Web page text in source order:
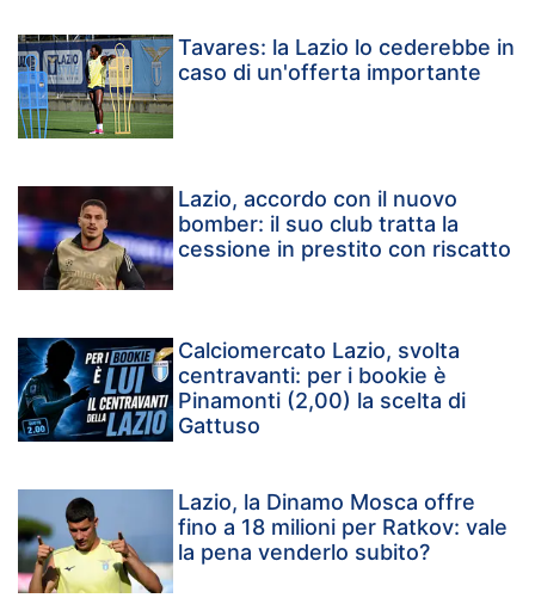
Tavares: la Lazio lo cederebbe in
caso di un'offerta importante
Lazio, accordo con il nuovo
bomber: il suo club tratta la
cessione in prestito con riscatto
Calciomercato Lazio, svolta
centravanti: per i bookie è
Pinamonti (2,00) la scelta di
Gattuso
Lazio, la Dinamo Mosca offre
fino a 18 milioni per Ratkov: vale
la pena venderlo subito?